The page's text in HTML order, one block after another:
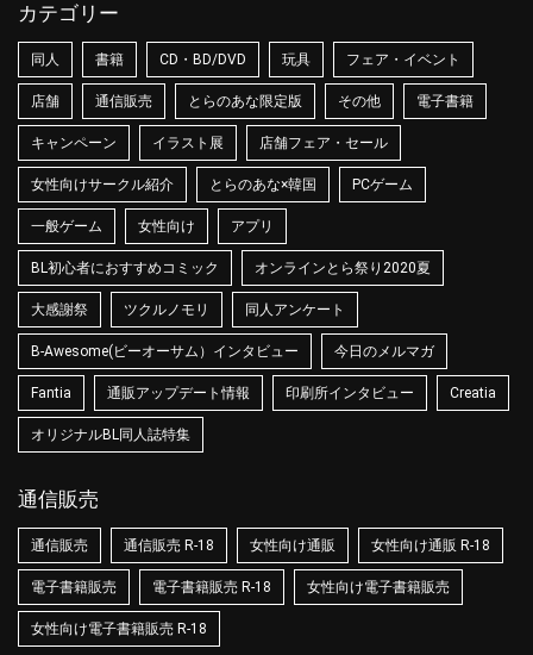
カテゴリー
同人 書籍 CD・BD/DVD 玩具 フェア・イベント
店舗 通信販売 とらのあな限定版 その他 電子書籍
キャンペーン イラスト展 店舗フェア・セール
女性向けサークル紹介 とらのあな×韓国 PCゲーム
一般ゲーム 女性向け アプリ
BL初心者におすすめコミック オンラインとら祭り2020夏
大感謝祭 ツクルノモリ 同人アンケート
B-Awesome(ビーオーサム）インタビュー 今日のメルマガ
Fantia 通販アップデート情報 印刷所インタビュー Creatia
オリジナルBL同人誌特集
通信販売
通信販売 通信販売 R-18 女性向け通販 女性向け通販 R-18
電子書籍販売 電子書籍販売 R-18 女性向け電子書籍販売
女性向け電子書籍販売 R-18